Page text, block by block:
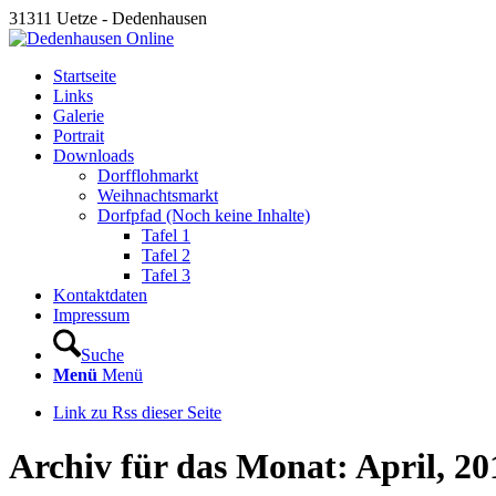
31311 Uetze - Dedenhausen
Startseite
Links
Galerie
Portrait
Downloads
Dorfflohmarkt
Weihnachtsmarkt
Dorfpfad (Noch keine Inhalte)
Tafel 1
Tafel 2
Tafel 3
Kontaktdaten
Impressum
Suche
Menü Menü
Link zu Rss dieser Seite
Archiv für das Monat: April,